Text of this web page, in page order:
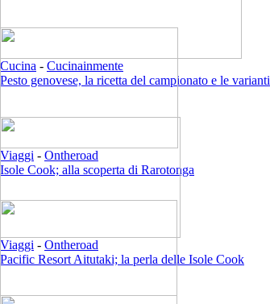
Cucina - Cucinainmente
Pesto genovese, la ricetta del campionato e le varianti
Viaggi - Ontheroad
Isole Cook; alla scoperta di Rarotonga
Viaggi - Ontheroad
Pacific Resort Aitutaki; la perla delle Isole Cook